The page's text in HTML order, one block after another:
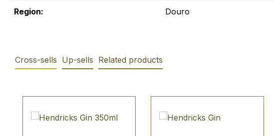
Region:
Douro
Cross-sells Up-sells Related products